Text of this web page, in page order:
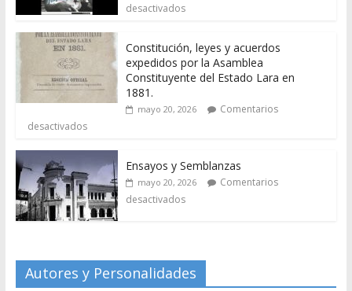
desactivados
Constitución, leyes y acuerdos
expedidos por la Asamblea
Constituyente del Estado Lara en
1881.
mayo 20, 2026
Comentarios
desactivados
Ensayos y Semblanzas
mayo 20, 2026
Comentarios
desactivados
Autores y Personalidades